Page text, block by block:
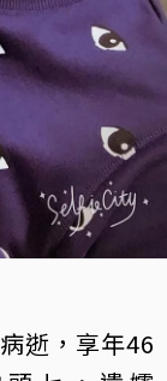
逝，享年46